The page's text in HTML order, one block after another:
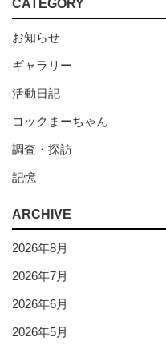
CATEGORY
お知らせ
ギャラリー
活動日記
コックまーちゃん
調査・探訪
記憶
ARCHIVE
2026年8月
2026年7月
2026年6月
2026年5月